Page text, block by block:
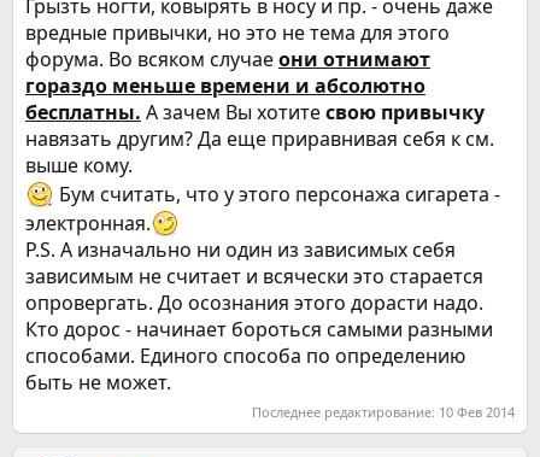
Грызть ногти, ковырять в носу и пр. - очень даже
вредные привычки, но это не тема для этого
форума. Во всяком случаеони отнимают
гораздо меньше времени и абсолютно
бесплатны. А зачем Вы хотитесвою привычку
навязать другим? Да еще приравнивая себя к см.
выше кому.
Бум считать, что у этого персонажа сигарета -
электронная.
P.S. А изначально ни один из зависимых себя
зависимым не считает и всячески это старается
опровергать. До осознания этого дорасти надо.
Кто дорос - начинает бороться самыми разными
способами. Единого способа по определению
быть не может.
Последнее редактирование: 10 Фев 2014